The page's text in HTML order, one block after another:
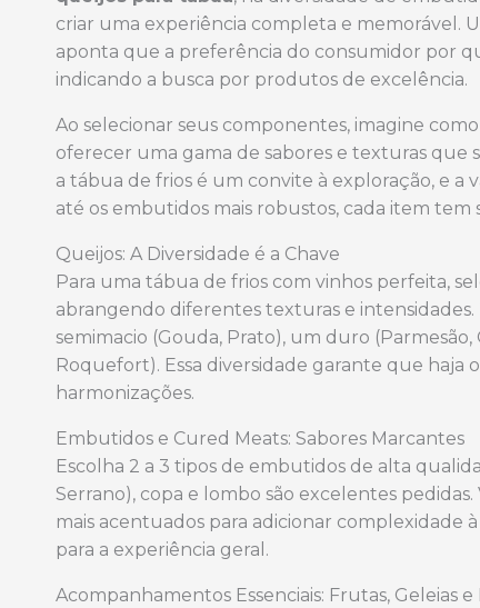
criar uma experiência completa e memorável.
aponta que a preferência do consumidor por
indicando a busca por produtos de excelência.
Ao selecionar seus componentes, imagine
oferecer uma gama de sabores e texturas
a tábua de frios é um convite à exploração, e a
até os embutidos mais robustos, cada item
Queijos: A Diversidade é a Chave
Para uma tábua de frios com vinhos perfeita,
abrangendo diferentes texturas e
semimacio (Gouda, Prato), um duro
Roquefort). Essa diversidade garante que haja
harmonizações.
Embutidos e Cured Meats: Sabores Marcantes
Escolha 2 a 3 tipos de embutidos de alta
Serrano), copa e lombo são excelentes
mais acentuados para adicionar complexidade
para a experiência geral.
Acompanhamentos Essenciais: Frutas, Geleias e